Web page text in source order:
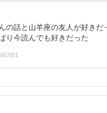
の話と山羊座の友人が好きだ
り今読んでも好きだった
07/01